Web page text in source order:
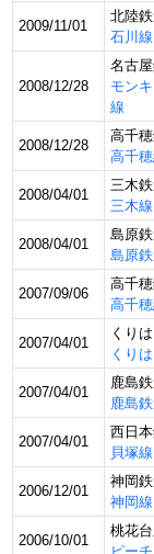
2009/11/01
北陸
石川線
2008/12/28
名古
モン
線
2008/12/28
高千
高千
2008/04/01
三木
三木線
2008/04/01
島原
島原
2007/09/06
高千
高千
2007/04/01
くり
くり
2007/04/01
鹿島
鹿島
2007/04/01
西日
貝塚線
2006/12/01
神岡
神岡線
2006/10/01
桃花
ピー